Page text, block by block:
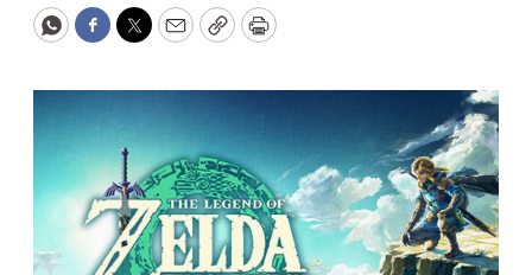
WhatsApp
Facebook
Twitter
EmailCopyPrint